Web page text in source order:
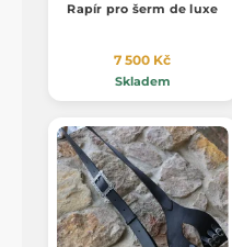
Rapír pro šerm de luxe
7 500 Kč
Skladem